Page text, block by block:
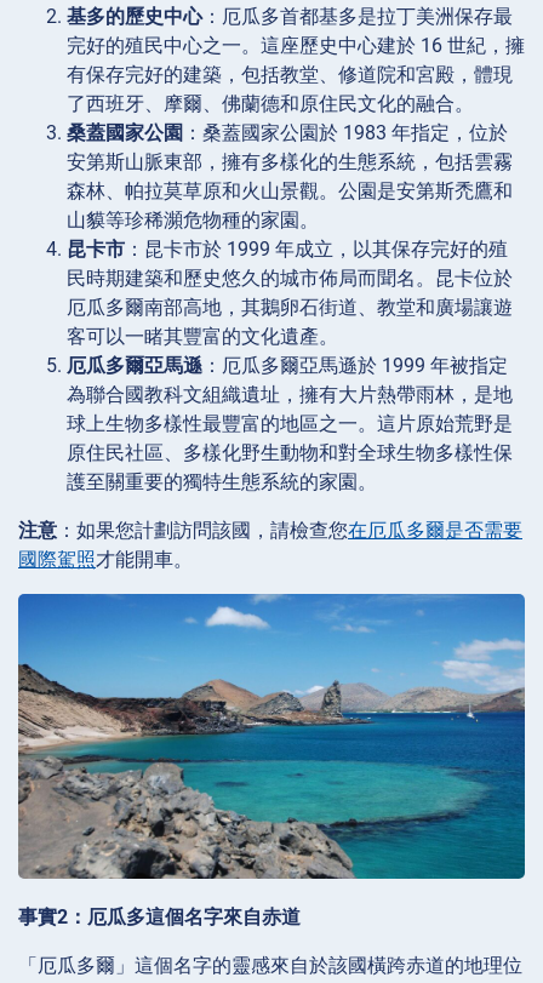
基多的歷史中心：厄瓜多首都基多是拉丁美洲保存最
完好的殖民中心之一。這座歷史中心建於 16 世紀，擁
有保存完好的建築，包括教堂、修道院和宮殿，體現
了西班牙、摩爾、佛蘭德和原住民文化的融合。
桑蓋國家公園 ：桑蓋國家公園於 1983 年指定，位於
安第斯山脈東部，擁有多樣化的生態系統，包括雲霧
森林、帕拉莫草原和火山景觀。公園是安第斯禿鷹和
山貘等珍稀瀕危物種的家園。
昆卡市 ：昆卡市於 1999 年成立，以其保存完好的殖
民時期建築和歷史悠久的城市佈局而聞名。昆卡位於
厄瓜多爾南部高地，其鵝卵石街道、教堂和廣場讓遊
客可以一睹其豐富的文化遺產。
厄瓜多爾亞馬遜 ：厄瓜多爾亞馬遜於 1999 年被指定
為聯合國教科文組織遺址，擁有大片熱帶雨林，是地
球上生物多樣性最豐富的地區之一。這片原始荒野是
原住民社區、多樣化野生動物和對全球生物多樣性保
護至關重要的獨特生態系統的家園。
注意 ：如果您計劃訪問該國，請檢查您在厄瓜多爾是否需要
國際駕照才能開車。
事實2：厄瓜多這個名字來自赤道
「厄瓜多爾」這個名字的靈感來自於該國橫跨赤道的地理位